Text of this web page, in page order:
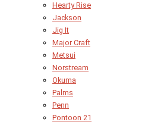
Hearty Rise
Jackson
Jig It
Major Craft
Metsui
Norstream
Okuma
Palms
Penn
Pontoon 21